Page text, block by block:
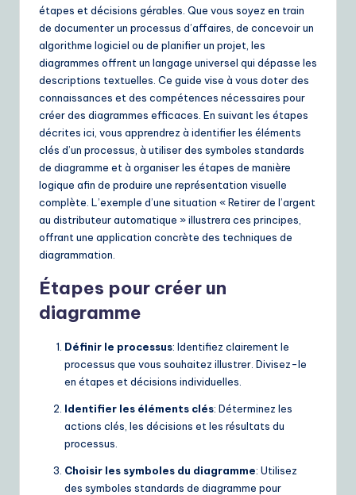
Y
D
ai
ly
G
ui
étapes et décisions gérables. Que vous soyez en train
de documenter un processus d’affaires, de concevoir un
algorithme logiciel ou de planifier un projet, les
diagrammes offrent un langage universel qui dépasse les
descriptions textuelles. Ce guide vise à vous doter des
connaissances et des compétences nécessaires pour
créer des diagrammes efficaces. En suivant les étapes
décrites ici, vous apprendrez à identifier les éléments
clés d’un processus, à utiliser des symboles standards
de diagramme et à organiser les étapes de manière
logique afin de produire une représentation visuelle
complète. L’exemple d’une situation « Retirer de l’argent
au distributeur automatique » illustrera ces principes,
offrant une application concrète des techniques de
diagrammation.
Étapes pour créer un
diagramme
Définir le processus: Identifiez clairement le
processus que vous souhaitez illustrer. Divisez-le
en étapes et décisions individuelles.
Identifier les éléments clés: Déterminez les
actions clés, les décisions et les résultats du
processus.
Choisir les symboles du diagramme: Utilisez
des symboles standards de diagramme pour